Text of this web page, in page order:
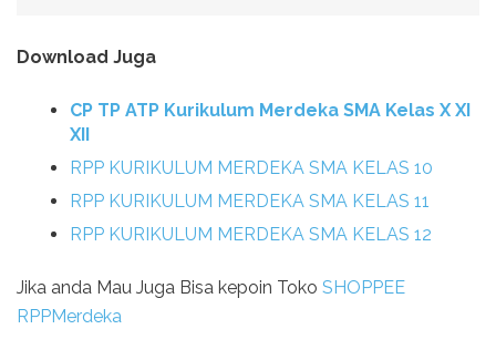
Download Juga
CP TP ATP Kurikulum Merdeka SMA Kelas X XI
XII
RPP KURIKULUM MERDEKA SMA KELAS 10
RPP KURIKULUM MERDEKA SMA KELAS 11
RPP KURIKULUM MERDEKA SMA KELAS 12
Jika anda Mau Juga Bisa kepoin Toko SHOPPEE
RPPMerdeka